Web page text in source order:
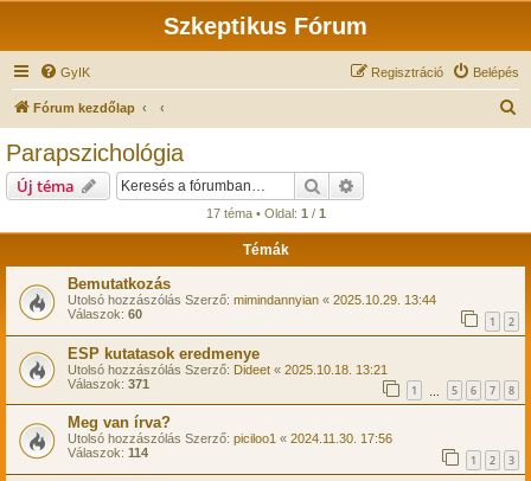
Szkeptikus Fórum
GyIK Belépés
Regisztráció
Fórum kezdőlap
Parapszichológia
Új téma Keresés
17 téma • Oldal: 1 / 1
Témák
Bemutatkozás
Utolsó hozzászólás Szerző: mimindannyian « 2025.10.29. 13:44
Válaszok: 60 1 2
ESP kutatasok eredmenye
Utolsó hozzászólás Szerző: Dideet « 2025.10.18. 13:21
Válaszok: 371 1 5 6 7 8
Meg van írva?
Utolsó hozzászólás Szerző: piciloo1 « 2024.11.30. 17:56
Válaszok: 114 1 2 3